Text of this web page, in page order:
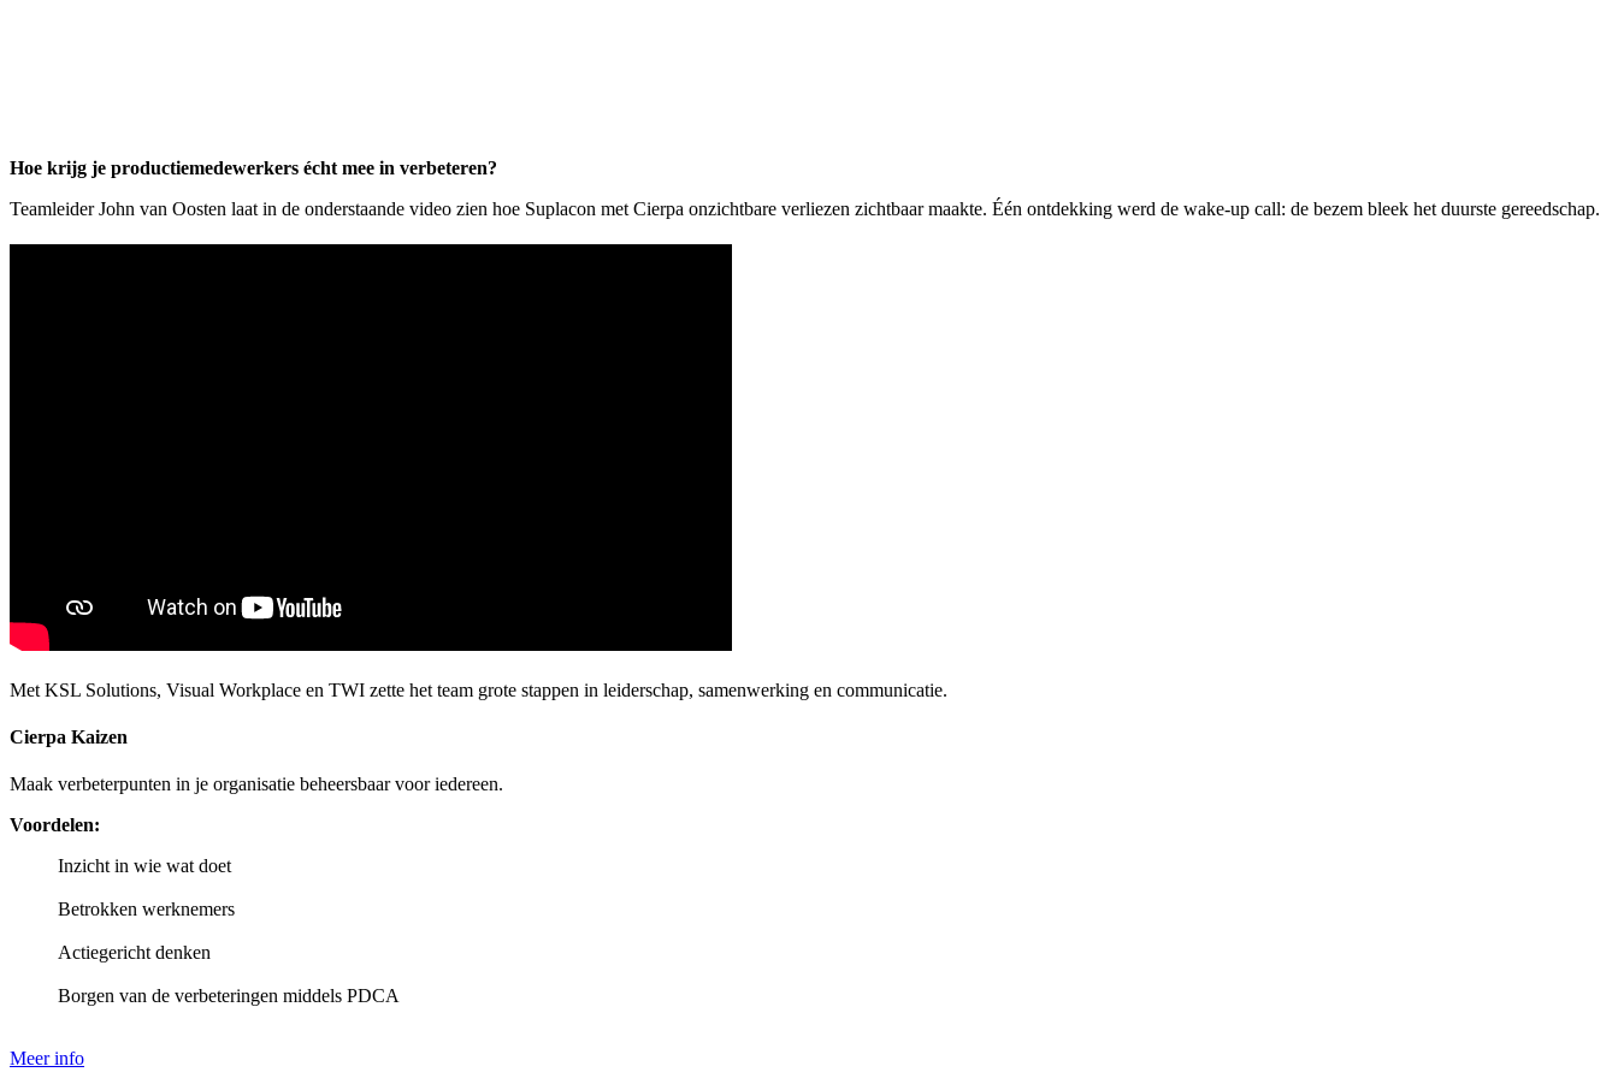
Hoe krijg je productiemedewerkers écht mee in verbeteren?
Teamleider John van Oosten laat in de onderstaande video zien hoe Suplacon met Cierpa onzichtbare verliezen zichtbaar maakte. Één ontdekking werd de wake-up call: de bezem bleek het duurste gereedschap.
Met KSL Solutions, Visual Workplace en TWI zette het team grote stappen in leiderschap, samenwerking en communicatie.
Cierpa Kaizen
Maak verbeterpunten in je organisatie beheersbaar voor iedereen.
Voordelen:
Inzicht in wie wat doet
Betrokken werknemers
Actiegericht denken
Borgen van de verbeteringen middels PDCA
Meer info